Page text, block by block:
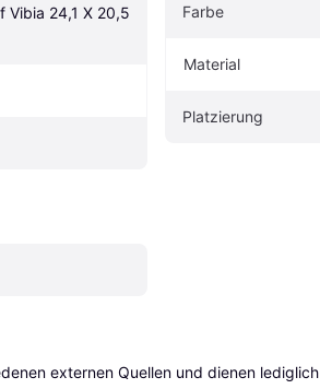
Vibia 24,1 X 20,5
Farbe
Material
Platzierung
externen Quellen und dienen lediglich